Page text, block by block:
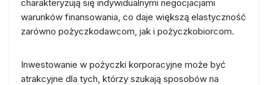
charakteryzują się indywidualnymi negocjacjami
warunków finansowania, co daje większą elastyczność
zarówno pożyczkodawcom, jak i pożyczkobiorcom.
Inwestowanie w pożyczki korporacyjne może być
atrakcyjne dla tych, którzy szukają sposobów na